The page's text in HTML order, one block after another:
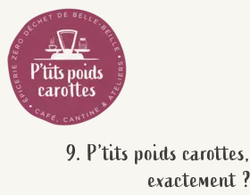
Passer
au
contenu
9. P’tits poids
exactement ?